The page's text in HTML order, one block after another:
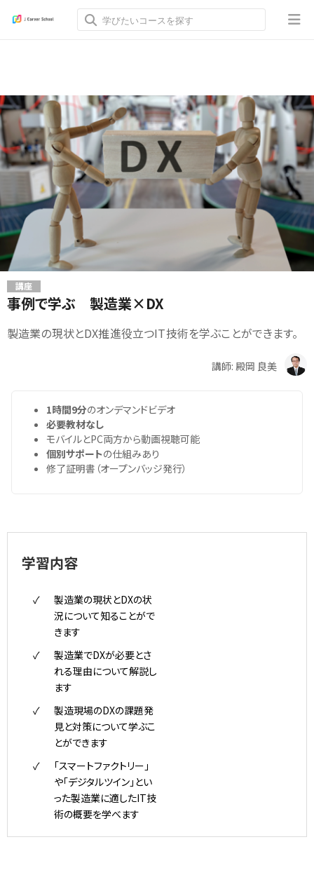
講座
事例で学ぶ 製造業×DX
製造業の現状とDX推進役立つIT技術を学ぶことができます。
講師: 殿岡 良美
1時間9分のオンデマンドビデオ
必要教材なし
モバイルとPC両方から動画視聴可能
個別サポートの仕組みあり
修了証明書（オープンバッジ発行）
学習内容
製造業の現状とDXの状
況について知ることがで
きます
製造業でDXが必要とさ
れる理由について解説し
ます
製造現場のDXの課題発
見と対策について学ぶこ
とができます
「スマートファクトリー」
や「デジタルツイン」とい
った製造業に適したIT技
術の概要を学べます